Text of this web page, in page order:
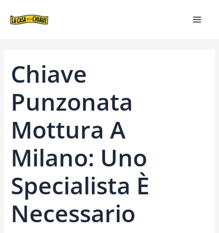
Chiave
Punzonata
Mottura A
Milano: Uno
Specialista È
Necessario
ARTICOLI